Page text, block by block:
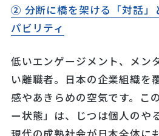
② 分断に橋を架ける「対話」
パビリティ
低いエンゲージメント、メン
い離職者。日本の企業組織を
感やあきらめの空気です。こ
ー状態」は、じつは個人のや